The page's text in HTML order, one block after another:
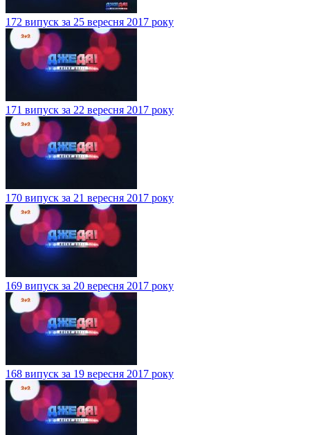
172 випуск за 25 вересня 2017 року
171 випуск за 22 вересня 2017 року
170 випуск за 21 вересня 2017 року
169 випуск за 20 вересня 2017 року
168 випуск за 19 вересня 2017 року